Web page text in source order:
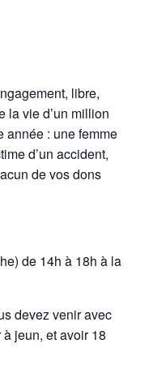
libre,
la vie d’un million
année : une femme
d’un accident,
de vos dons
de 14h à 18h à la
devez venir avec
jeun, et avoir 18